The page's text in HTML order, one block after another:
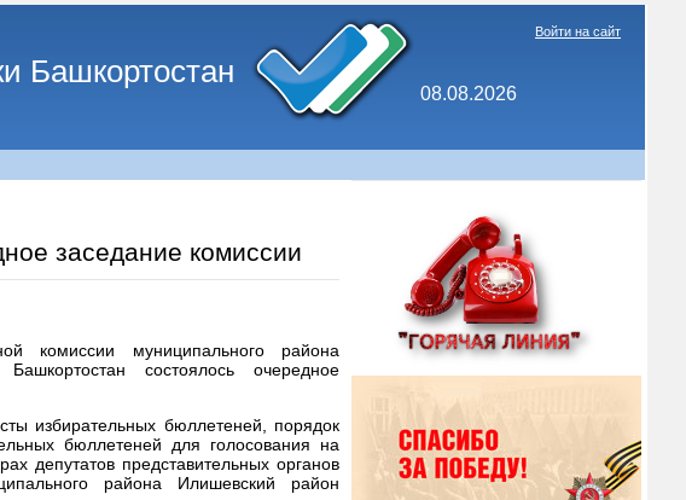
Башкортостан
08.08.2026
Войти на сайт
заседание комиссии
комиссии муниципального района
состоялось очередное
избирательных бюллетеней, порядок
бюллетеней для голосования на
депутатов представительных органов
района Илишевский район